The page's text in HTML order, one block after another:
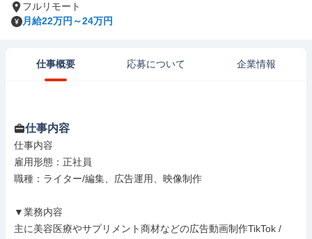
フルリモート
月給22万円～24万円
仕事概要 応募について 企業情報
仕事内容
仕事内容
雇用形態：正社員
職種：ライター/編集、広告運用、映像制作
▼業務内容
主に美容医療やサプリメント商材などの広告動画制作TikTok /